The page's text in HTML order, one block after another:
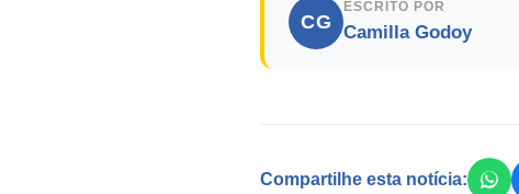
CG
ESCRITO POR
Camilla Godoy
Compartilhe esta notícia: